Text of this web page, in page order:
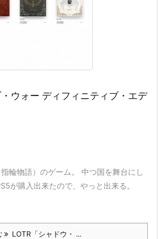
ウォー ディフィニティブ・エデ
輪物語）のゲーム。 中つ国を舞台にし
が購入出来たので、やっと出来る。
LOTR「シャドウ・ ...